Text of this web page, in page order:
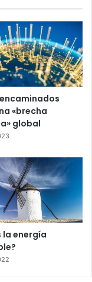
«brecha
global
la energía